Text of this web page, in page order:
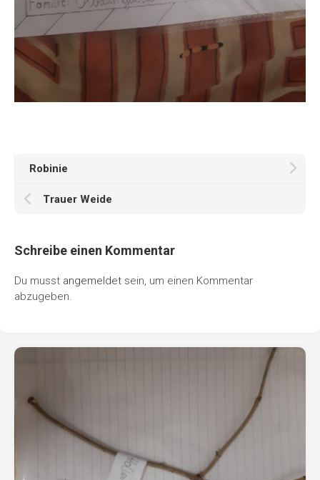
Robinie
Trauer Weide
Schreibe einen Kommentar
Du musst angemeldet sein, um einen Kommentar
abzugeben.